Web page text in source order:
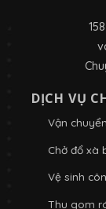
DỊCH VỤ
Vận
Chở đổ xà
Vệ sinh
Thu gom